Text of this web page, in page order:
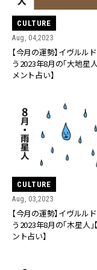
CULTURE
Aug, 04,2023
【今月の運勢】イヴルル
う2023年8月の「大地星人
メント占い】
CULTURE
Aug, 03,2023
【今月の運勢】イヴルル
う2023年8月の「木星人」
ント占い】